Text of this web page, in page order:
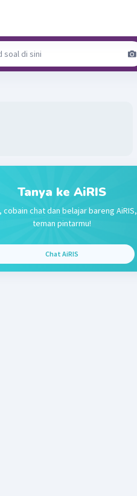
Tanya ke AiRIS
cobain chat dan belajar bareng AiRIS,
teman pintarmu!
Chat AiRIS